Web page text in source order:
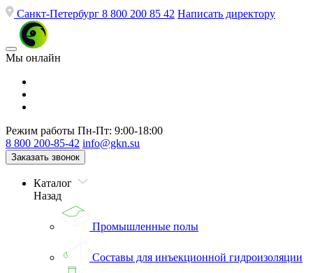
Санкт-Петербург 8 800 200 85 42 Написать директору
Мы онлайн
Режим работы Пн-Пт: 9:00-18:00
8 800 200-85-42 info@gkn.su
Заказать звонок
Каталог
Назад
Промышленные полы
Составы для инъекционной гидроизоляции